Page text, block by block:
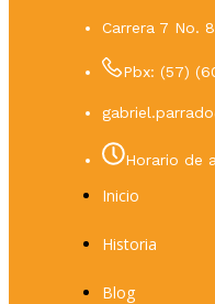
Carrera 7 No.
Pbx: (57)
Horario de
Inicio
Historia
Blog